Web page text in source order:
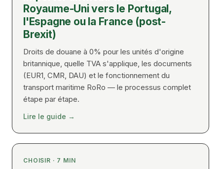
Royaume-Uni vers le Portugal,
l'Espagne ou la France (post-
Brexit)
Droits de douane à 0% pour les unités d'origine
britannique, quelle TVA s'applique, les documents
(EUR1, CMR, DAU) et le fonctionnement du
transport maritime RoRo — le processus complet
étape par étape.
Lire le guide →
CHOISIR · 7 MIN